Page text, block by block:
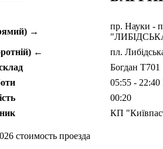
→
пр. Науки -
←
пл.
Богдан Т701
05:55 -
00:20
КП
стоимость проезда